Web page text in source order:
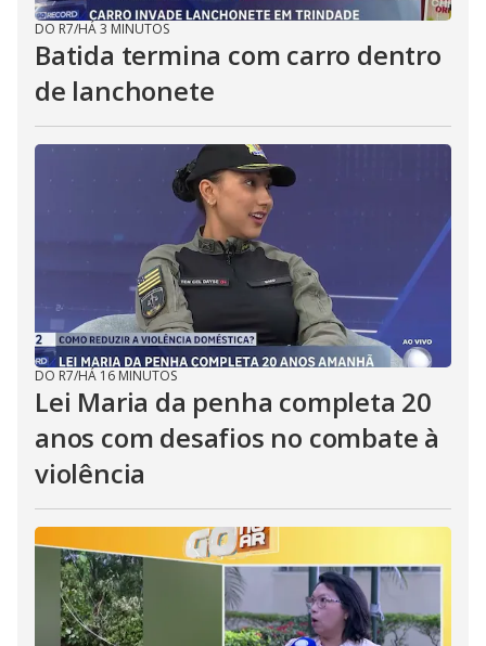
DO R7/HÁ 3 MINUTOS
Batida termina com carro dentro
de lanchonete
DO R7/HÁ 16 MINUTOS
Lei Maria da penha completa 20
anos com desafios no combate à
violência